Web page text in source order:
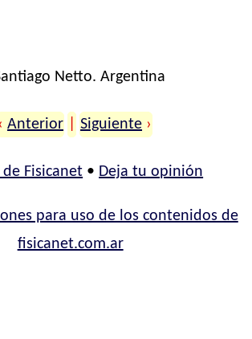
Netto. Argentina
Anterior Siguiente ›
de Fisicanet • Deja tu opinión
para uso de los contenidos de
fisicanet.com.ar